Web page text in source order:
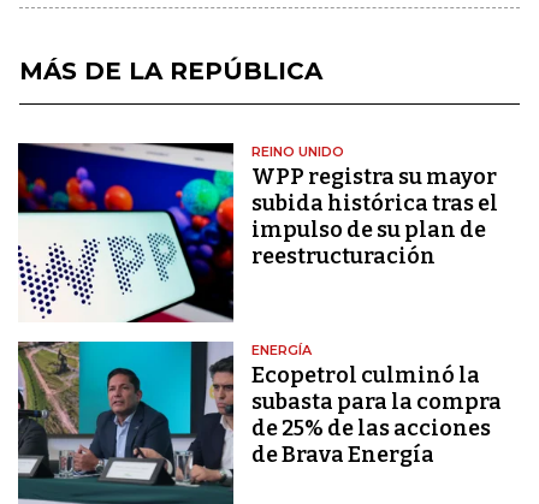
MÁS DE LA REPÚBLICA
REINO UNIDO
WPP registra su mayor
subida histórica tras el
impulso de su plan de
reestructuración
ENERGÍA
Ecopetrol culminó la
subasta para la compra
de 25% de las acciones
de Brava Energía